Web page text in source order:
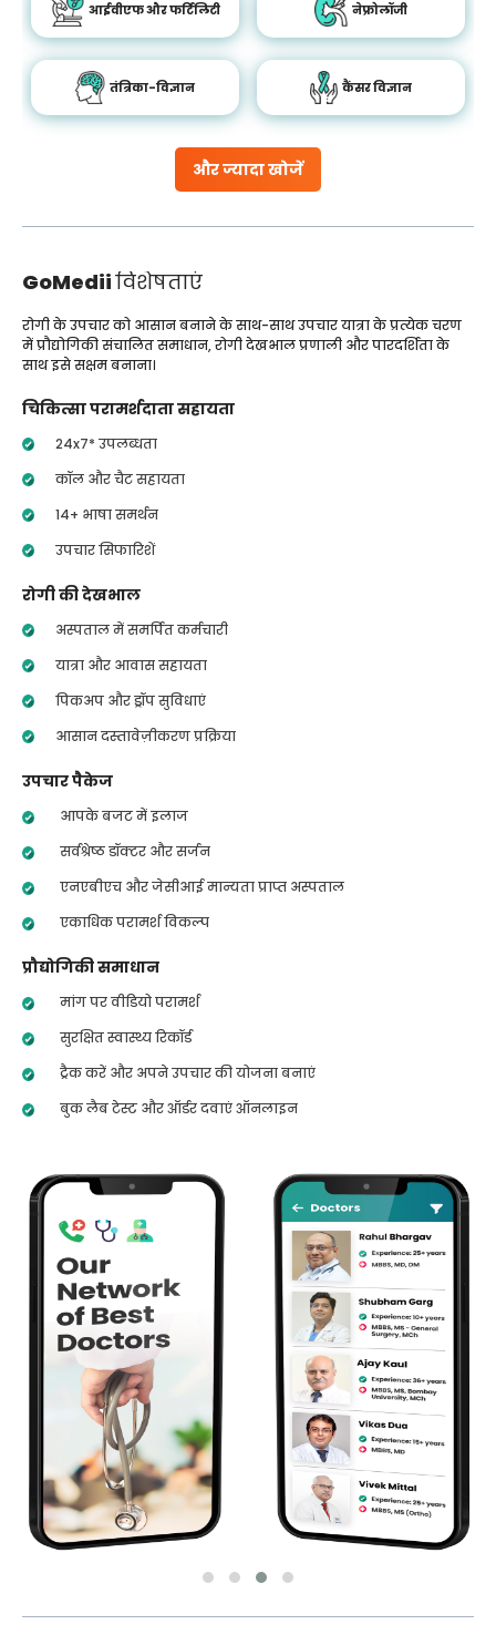
और ज्यादा खोजें
आईवीएफ और फर्टिलिटी नेफ्रोलॉजी
तंत्रिका-विज्ञान कैंसर विज्ञान
GoMediiविशेषताएं
रोगी के उपचार को आसान बनाने के साथ-साथ उपचार यात्रा के प्रत्येक चरण
में प्रौद्योगिकी संचालित समाधान, रोगी देखभाल प्रणाली और पारदर्शिता के
साथ इसे सक्षम बनाना।
चिकित्सा परामर्शदाता सहायता
24x7* उपलब्धता
कॉल और चैट सहायता
14+ भाषा समर्थन
उपचार सिफारिशें
रोगी की देखभाल
अस्पताल में समर्पित कर्मचारी
यात्रा और आवास सहायता
पिकअप और ड्रॉप सुविधाएं
आसान दस्तावेज़ीकरण प्रक्रिया
उपचार पैकेज
आपके बजट में इलाज
सर्वश्रेष्ठ डॉक्टर और सर्जन
एनएबीएच और जेसीआई मान्यता प्राप्त अस्पताल
एकाधिक परामर्श विकल्प
प्रौद्योगिकी समाधान
मांग पर वीडियो परामर्श
सुरक्षित स्वास्थ्य रिकॉर्ड
ट्रैक करें और अपने उपचार की योजना बनाएं
बुक लैब टेस्ट और ऑर्डर दवाएं ऑनलाइन